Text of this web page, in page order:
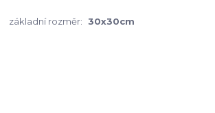
základní rozměr: 30x30cm